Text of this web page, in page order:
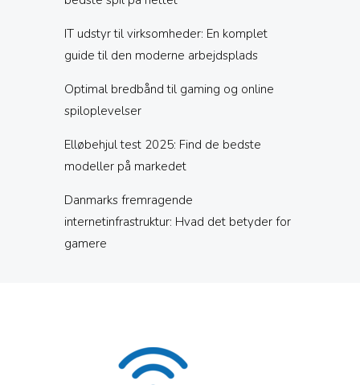
IT udstyr til virksomheder: En komplet
guide til den moderne arbejdsplads
Optimal bredbånd til gaming og online
spiloplevelser
Elløbehjul test 2025: Find de bedste
modeller på markedet
Danmarks fremragende
internetinfrastruktur: Hvad det betyder for
gamere